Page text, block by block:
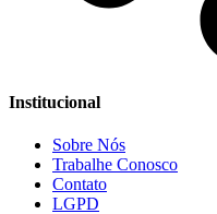
Institucional
Sobre Nós
Trabalhe Conosco
Contato
LGPD